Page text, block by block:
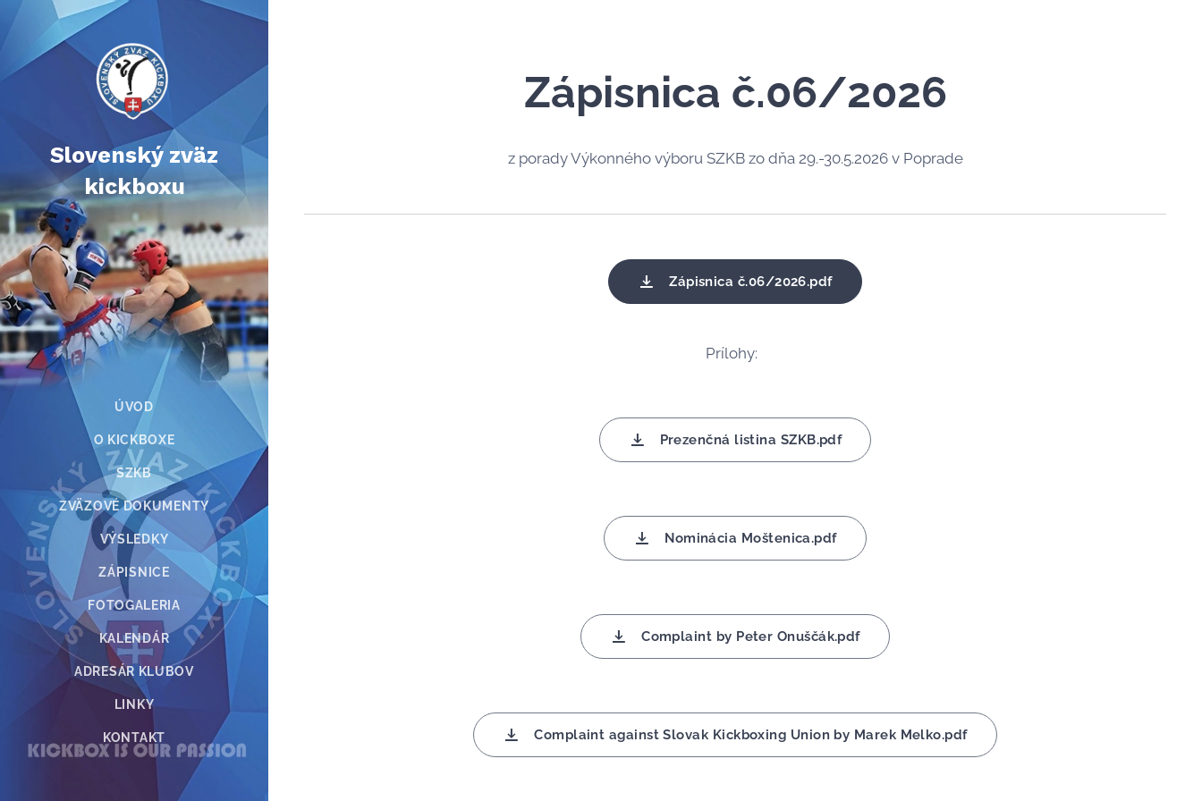
Slovenský zväz
kickboxu
ÚVOD
O KICKBOXE
SZKB
ZVÄZOVÉ DOKUMENTY
VÝSLEDKY
ZÁPISNICE
FOTOGALERIA
KALENDÁR
ADRESÁR KLUBOV
LINKY
KONTAKT
Zápisnica č.06/2026
z porady Výkonného výboru SZKB zo dňa 29.-30.5.2026 v Poprade
Zápisnica č.06/2026.pdf
Prílohy:
Prezenčná listina SZKB.pdf
Nominácia Moštenica.pdf
Complaint by Peter Onuščák.pdf
Complaint against Slovak Kickboxing Union by Marek Melko.pdf